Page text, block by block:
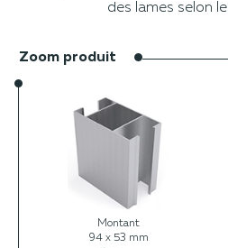
des lames selon
Zoom produit
Montant
94 x 53 mm